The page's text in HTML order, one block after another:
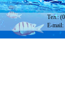
Тел.:
E-mail: